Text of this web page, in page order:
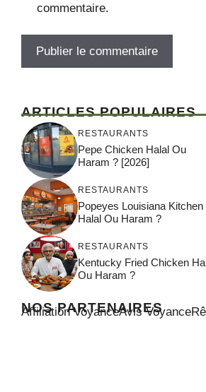
commentaire.
ARTICLES POPULAIRES
RESTAURANTS
Pepe Chicken Halal Ou
Haram ? [2026]
RESTAURANTS
Popeyes Louisiana Kitchen
Halal Ou Haram ?
RESTAURANTS
Kentucky Fried Chicken
Ou Haram ?
NOS PARTENAIRES
Affiliation VoyanceAvis Voyance